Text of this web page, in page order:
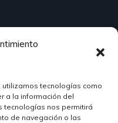
tecnologías como
a la información del
tecnologías nos permitirá
de navegación o las